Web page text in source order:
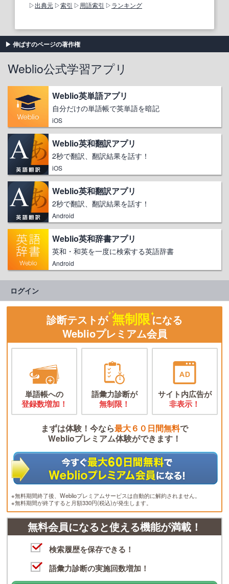
出典元 索引 用語索引 ランキング
伸ばすのページの著作権
Weblio公式学習アプリ
Weblio英単語アプリ
自分だけの単語帳で英単語を暗記
iOS
Weblio英和翻訳アプリ
2秒で翻訳、翻訳結果を話す！
iOS
Weblio英和翻訳アプリ
2秒で翻訳、翻訳結果を話す！
Android
Weblio英和辞書アプリ
英和・和英を一度に検索する英語辞書
Android
ログイン
診断テストが 無制限になる
Weblioプレミアム会員
単語帳への
登録数増加！
語彙力診断が
無制限！
サイト内広告が
非表示！
まずは体験！今なら最大６０日間無料で
Weblioプレミアム体験ができます！
※無料期間終了後、Weblioプレミアムサービスは自動的に解約されません。
※無料期間が終了すると月額330円(税込)が発生します。
無料会員になると使える機能が満載！
検索履歴を保存できる！
語彙力診断の実施回数増加！